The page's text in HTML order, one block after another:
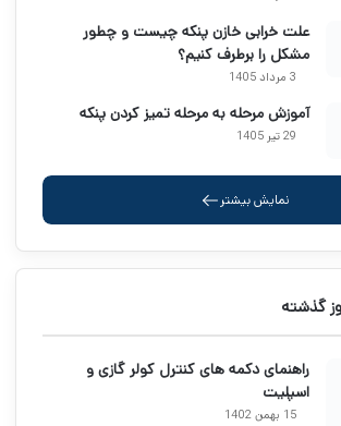
علت خرابی خازن پنکه چیست و چطور
مشکل را برطرف کنیم؟
3 مرداد 1405
آموزش مرحله به مرحله تمیز کردن پنکه
29 تیر 1405
نمایش بیشتر
راهنمای دکمه های کنترل کولر گازی و
اسپلیت
15 بهمن 1402